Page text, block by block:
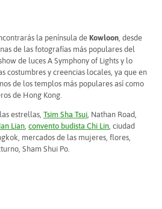
la península de Kowloon , desde
de las fotografías más populares del
de luces A Symphony of Lights y lo
costumbres y creencias locales, ya que en
de los templos más populares así como
de Hong Kong.
estrellas, Tsim Sha Tsui , Nathan Road,
Lian convento budista Chi Lin , ciudad
mercados de las mujeres, flores,
Sham Shui Po.